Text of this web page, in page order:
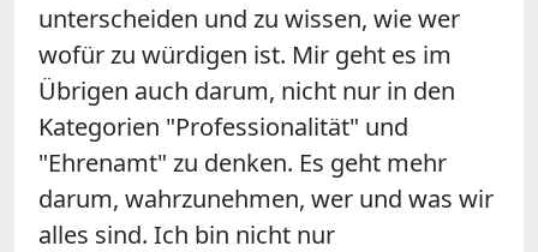
unterscheiden und zu wissen, wie wer
wofür zu würdigen ist. Mir geht es im
Übrigen auch darum, nicht nur in den
Kategorien "Professionalität" und
"Ehrenamt" zu denken. Es geht mehr
darum, wahrzunehmen, wer und was wir
alles sind. Ich bin nicht nur